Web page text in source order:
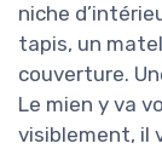
niche
tapis, un
couverture.
Le mien y va
visiblement, il